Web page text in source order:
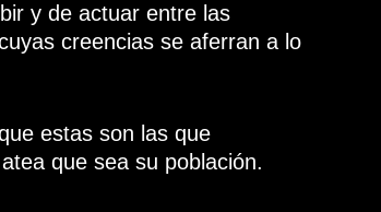
y de actuar entre las
creencias se aferran a lo
estas son las que
que sea su población.